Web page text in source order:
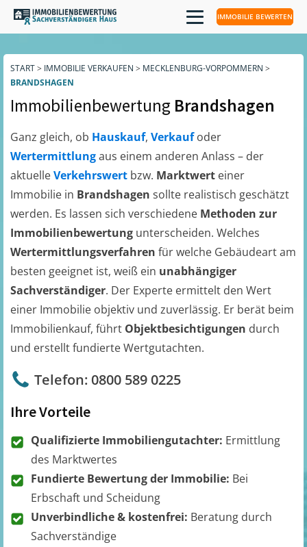
IMMOBILIE BEWERTEN
START> IMMOBILIE VERKAUFEN > MECKLENBURG-VORPOMMERN >
BRANDSHAGEN
Immobilienbewertung Brandshagen
Ganz gleich, ob Hauskauf, Verkaufoder
Wertermittlungaus einem anderen Anlass – der
aktuelleVerkehrswert bzw. Marktwert einer
Immobilie in Brandshagen sollte realistisch geschätzt
werden. Es lassen sich verschiedene Methoden zur
Immobilienbewertung unterscheiden. Welches
Wertermittlungsverfahren für welche Gebäudeart am
besten geeignet ist, weiß ein unabhängiger
Sachverständiger. Der Experte ermittelt den Wert
einer Immobilie objektiv und zuverlässig. Er berät beim
Immobilienkauf, führt Objektbesichtigungen durch
und erstellt fundierte Wertgutachten.
Telefon: 0800 589 0225
Ihre Vorteile
Qualifizierte Immobiliengutachter: Ermittlung
des Marktwertes
Fundierte Bewertung der Immobilie: Bei
Erbschaft und Scheidung
Unverbindliche & kostenfrei: Beratung durch
Sachverständige